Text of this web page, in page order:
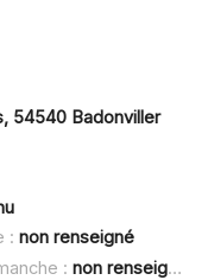
54540 Badonviller
: non renseigné
: non renseigné